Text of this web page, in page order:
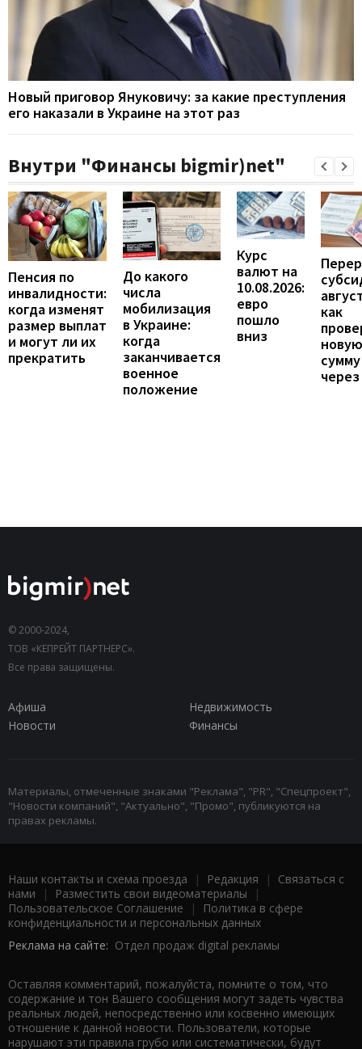
Новый приговор Януковичу: за какие преступления
его наказали в Украине на этот раз
Внутри "Финансы bigmir)net"
Пенсия по
инвалидности:
когда изменят
размер выплат
и могут ли их
прекратить
До какого
числа
мобилизация
в Украине:
когда
заканчивается
военное
положение
Курс
валют на
10.08.2026:
евро
пошло
вниз
как
новую
сумму
© 2000-2024,
ТОВ «КЕПРЕЙТ ПАРТНЕРС».
Все права защищены.
Афиша
Недвижимость
Новости
Финансы
Материалы, отмеченные знаками "Реклама", "PR", "Спецпроект",
"Новости компаний", "Актуально", "Промо", публикуются на
правах рекламы.
Наши контакты и схема проезда | Редакция | Связаться с
нами | Разместить свои видеоматериалы |
Пользовательское Соглашение |
Политика в сфере
конфиденциальности и персональных данных
Реклама на сайте: Отдел продаж digital рекламы
Оставляя комментарий, пожалуйста, помните о том, что
содержание и тон Вашего сообщения могут задеть чувства
реальных людей, непосредственно или косвенно имеющих
отношение к данной новости. Пользователи, которые
нарушают эти правила грубо или систематически, будут